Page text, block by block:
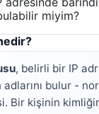
miyim?
, belirli bir IP
adlarını bulur -
Bir kişinin